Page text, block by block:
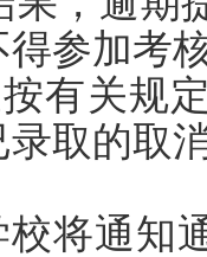
参加考
有关规
取的取
将通知